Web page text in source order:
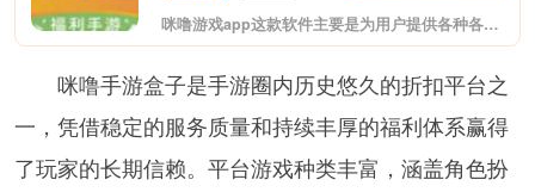
咪噜游戏app这款软件主要是为用户提供各种各样的bt手游，在这里你能看到各种热门bt游戏，玩起来更加带感哦，支持用户充值返利，客服小姐姐为你答疑解惑，快来下载试试吧!
咪噜手游盒子是手游圈内历史悠久的折扣平台之
一，凭借稳定的服务质量和持续丰厚的福利体系赢得
了玩家的长期信赖。平台游戏种类丰富，涵盖角色扮